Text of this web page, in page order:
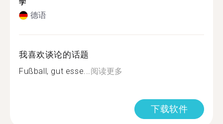
学
德语
我喜欢谈论的话题
Fußball, gut esse...阅读更多
下载软件